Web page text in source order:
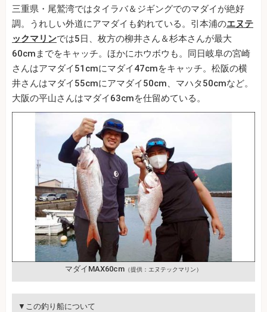
三重県・尾鷲湾ではタイラバ＆ジギングでのマダイが絶好
調。うれしい外道にアマダイも釣れている。引本浦のエヌテ
ックマリンでは5日、枚方の柳井さん＆杉本さんが最大
60cmまでをキャッチ。ほかにホウボウも。同日岐阜の宮崎
さんはアマダイ51cmにマダイ47cmをキャッチ。松阪の横
井さんはマダイ55cmにアマダイ50cm、マハタ50cmなど。
大阪の平山さんはマダイ63cmを仕留めている。
マダイMAX60cm （提供：エヌテックマリン）
▼この釣り船について